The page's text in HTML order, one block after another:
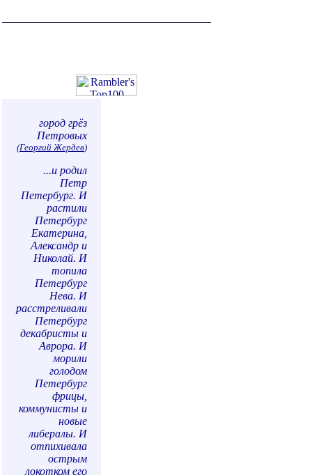
город грёз
Петровых
(Георгий Жердев)
...и родил
Петр
Петербург. И
растили
Петербург
Екатерина,
Александр и
Николай. И
топила
Петербург
Нева. И
расстреливали
Петербург
декабристы и
Аврора. И
морили
голодом
Петербург
фрицы,
коммунисты и
новые
либералы. И
отпихивала
острым
локотком его